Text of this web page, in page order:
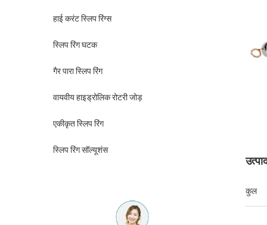
हाई करंट स्लिप रिंग्स
स्लिप रिंग घटक
गैर पारा स्लिप रिंग
वायवीय हाइड्रोलिक रोटरी जोड़
एकीकृत स्लिप रिंग
स्लिप रिंग सॉल्यूशंस
कुल